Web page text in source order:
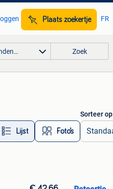
Plaats zoekertje FR
Zoek
Lijst Foto’s
Sorteer op